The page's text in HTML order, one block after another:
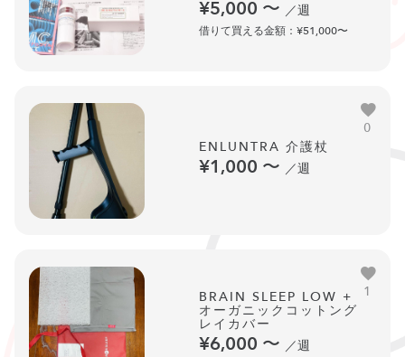
¥5,000 〜 ／週
借りて買える金額：¥51,000〜
ENLUNTRA 介護杖
¥1,000 〜 ／週
0
BRAIN SLEEP LOW +
オーガニックコットング
レイカバー
¥6,000 〜 ／週
1